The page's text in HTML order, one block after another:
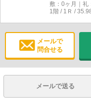
敷：0ヶ月｜礼
1階 / 1Ｒ /
メールで
問合せる
メールで送る